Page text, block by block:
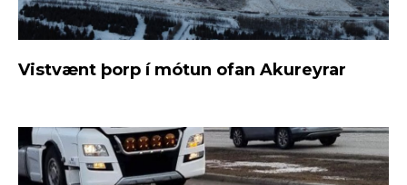
Vistvænt þorp í mótun ofan Akureyrar